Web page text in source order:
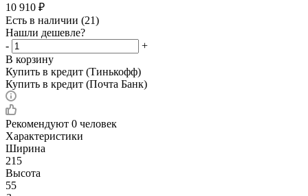
10 910 ₽
Есть в наличии (21)
Нашли дешевле?
-
+
В корзину
Купить в кредит (Тинькофф)
Купить в кредит (Почта Банк)
Рекомендуют 0 человек
Характеристики
Ширина
215
Высота
55